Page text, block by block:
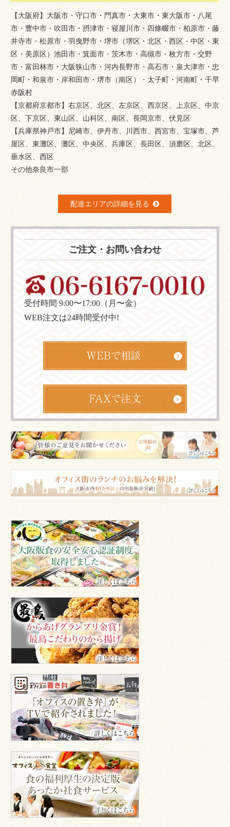
【大阪府】大阪市・守口市・門真市・大東市・東大阪市・八尾
市・豊中市・吹田市・摂津市・寝屋川市・四條畷市・柏原市・藤
井寺市・松原市・羽曳野市・堺市（堺区・北区・西区・中区・東
区・美原区）池田市・箕面市・茨木市・高槻市・枚方市・交野
市・富田林市・大阪狭山市・河内長野市・高石市・泉大津市・忠
岡町・和泉市・岸和田市・堺市（南区）・太子町・河南町・千早
赤阪村
【京都府京都市】右京区、北区、左京区、西京区、上京区、中京
区、下京区、東山区、山科区、南区、長岡京市、伏見区
【兵庫県神戸市】尼崎市、伊丹市、川西市、西宮市、宝塚市、芦
屋区、東灘区、灘区、中央区、兵庫区、長田区、須磨区、北区、
垂水区、西区
その他奈良市一部
配達エリアの詳細を見る
ご注文・お問い合わせ
受付時間 9:00〜17:00（月〜金）
WEB注文は24時間受付中!
皆
様
の
意
見
も
お
聞
か
せ
く
だ
さ
い。
「大
阪
版
食
の
安
全
安
心
認
証
度」
取
得
最
鳥
か
専
門
店
オ
フ
ス
GA
食
堂
TV
で
紹
オ
フ
GA
食
堂